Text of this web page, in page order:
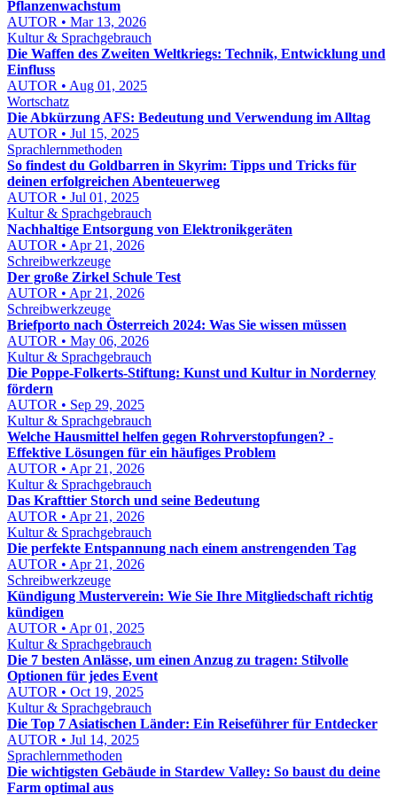
Pflanzenwachstum
AUTOR • Mar 13, 2026
Kultur & Sprachgebrauch
Die Waffen des Zweiten Weltkriegs: Technik, Entwicklung und
Einfluss
AUTOR • Aug 01, 2025
Wortschatz
Die Abkürzung AFS: Bedeutung und Verwendung im Alltag
AUTOR • Jul 15, 2025
Sprachlernmethoden
So findest du Goldbarren in Skyrim: Tipps und Tricks für
deinen erfolgreichen Abenteuerweg
AUTOR • Jul 01, 2025
Kultur & Sprachgebrauch
Nachhaltige Entsorgung von Elektronikgeräten
AUTOR • Apr 21, 2026
Schreibwerkzeuge
Der große Zirkel Schule Test
AUTOR • Apr 21, 2026
Schreibwerkzeuge
Briefporto nach Österreich 2024: Was Sie wissen müssen
AUTOR • May 06, 2026
Kultur & Sprachgebrauch
Die Poppe-Folkerts-Stiftung: Kunst und Kultur in Norderney
fördern
AUTOR • Sep 29, 2025
Kultur & Sprachgebrauch
Welche Hausmittel helfen gegen Rohrverstopfungen? -
Effektive Lösungen für ein häufiges Problem
AUTOR • Apr 21, 2026
Kultur & Sprachgebrauch
Das Krafttier Storch und seine Bedeutung
AUTOR • Apr 21, 2026
Kultur & Sprachgebrauch
Die perfekte Entspannung nach einem anstrengenden Tag
AUTOR • Apr 21, 2026
Schreibwerkzeuge
Kündigung Musterverein: Wie Sie Ihre Mitgliedschaft richtig
kündigen
AUTOR • Apr 01, 2025
Kultur & Sprachgebrauch
Die 7 besten Anlässe, um einen Anzug zu tragen: Stilvolle
Optionen für jedes Event
AUTOR • Oct 19, 2025
Kultur & Sprachgebrauch
Die Top 7 Asiatischen Länder: Ein Reiseführer für Entdecker
AUTOR • Jul 14, 2025
Sprachlernmethoden
Die wichtigsten Gebäude in Stardew Valley: So baust du deine
Farm optimal aus